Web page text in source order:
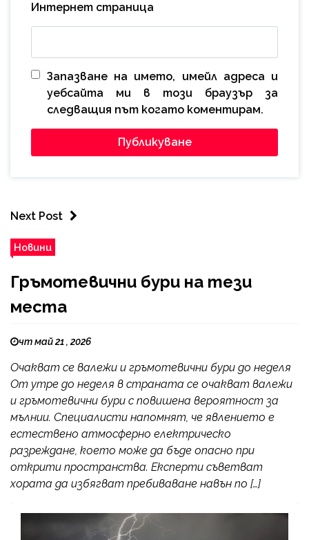
Интернет страница
Запазване на името, имейл адреса и
уебсайта ми в този браузър за
следващия път когато коментирам.
Next Post
Новини
Гръмотевични бури на тези
места
чт май 21 , 2026
Очакват се валежи и гръмотевични бури до неделя
От утре до неделя в страната се очакват валежи
и гръмотевични бури с повишена вероятност за
мълнии. Специалисти напомнят, че явлението е
естествено атмосферно електрическо
разреждане, което може да бъде опасно при
открити пространства. Експерти съветват
хората да избягват пребиваване навън по […]